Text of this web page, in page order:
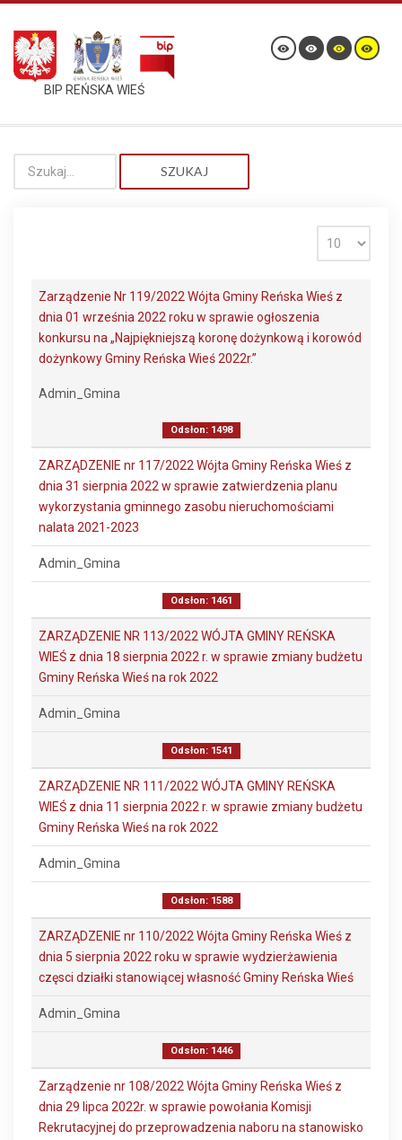
BIP REŃSKA WIEŚ
SZUKAJ
Zarządzenie Nr 119/2022 Wójta Gminy Reńska Wieś z
dnia 01 września 2022 roku w sprawie ogłoszenia
konkursu na „Najpiękniejszą koronę dożynkową i korowód
dożynkowy Gminy Reńska Wieś 2022r.”
Admin_Gmina
Odsłon: 1498
ZARZĄDZENIE nr 117/2022 Wójta Gminy Reńska Wieś z
dnia 31 sierpnia 2022 w sprawie zatwierdzenia planu
wykorzystania gminnego zasobu nieruchomościami
nalata 2021-2023
Admin_Gmina
Odsłon: 1461
ZARZĄDZENIE NR 113/2022 WÓJTA GMINY REŃSKA
WIEŚ z dnia 18 sierpnia 2022 r. w sprawie zmiany budżetu
Gminy Reńska Wieś na rok 2022
Admin_Gmina
Odsłon: 1541
ZARZĄDZENIE NR 111/2022 WÓJTA GMINY REŃSKA
WIEŚ z dnia 11 sierpnia 2022 r. w sprawie zmiany budżetu
Gminy Reńska Wieś na rok 2022
Admin_Gmina
Odsłon: 1588
ZARZĄDZENIE nr 110/2022 Wójta Gminy Reńska Wieś z
dnia 5 sierpnia 2022 roku w sprawie wydzierżawienia
częsci działki stanowiącej własność Gminy Reńska Wieś
Admin_Gmina
Odsłon: 1446
Zarządzenie nr 108/2022 Wójta Gminy Reńska Wieś z
dnia 29 lipca 2022r. w sprawie powołania Komisji
Rekrutacyjnej do przeprowadzenia naboru na stanowisko